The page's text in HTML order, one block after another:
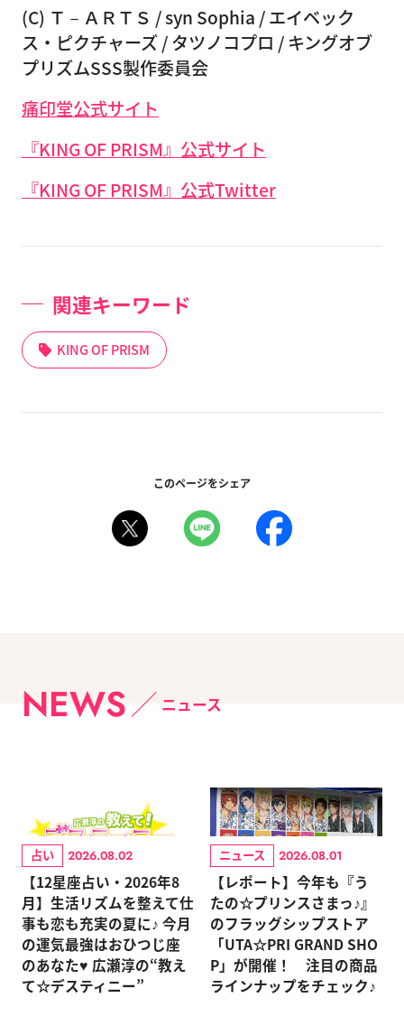
(C) Ｔ－ＡＲＴＳ / syn Sophia / エイベック
ス・ピクチャーズ / タツノコプロ / キングオブ
プリズムSSS製作委員会
痛印堂公式サイト
『KING OF PRISM』公式サイト
『KING OF PRISM』公式Twitter
関連キーワード
KING OF PRISM
このページをシェア
NEWS ニュース
占い 2026.08.02
【12星座占い・2026年8
月】生活リズムを整えて仕
事も恋も充実の夏に♪ 今月
の運気最強はおひつじ座
のあなた♥ 広瀬淳の“教え
て☆デスティニー”
ニュース 2026.08.01
【レポート】今年も『う
たの☆プリンスさまっ♪』
のフラッグシップストア
「UTA☆PRI GRAND SHO
P」が開催！ 注目の商品
ラインナップをチェック♪